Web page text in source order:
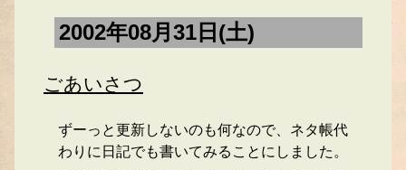
2002年08月31日(土)
ごあいさつ
ずーっと更新しないのも何なので、ネタ帳代
わりに日記でも書いてみることにしました。